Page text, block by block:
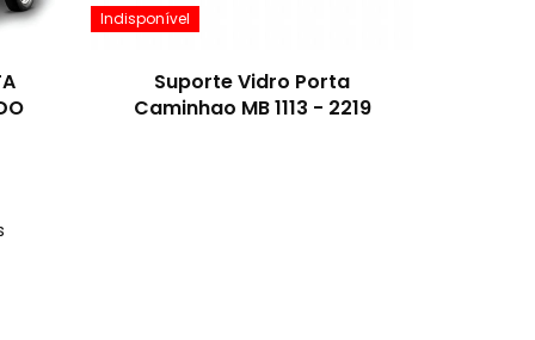
Suporte Vidro Porta
Caminhao MB 1113 - 2219
Indisponível